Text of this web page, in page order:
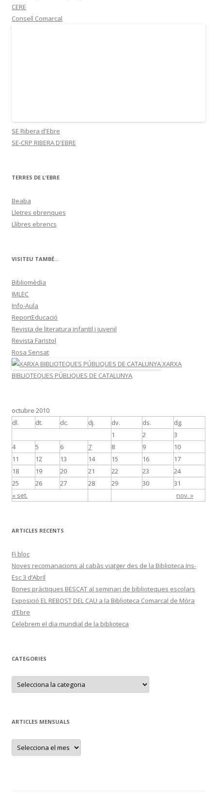
CERE
Consell Comarcal
SE Ribera d'Ebre
SE-CRP RIBERA D'EBRE
TERRES DE L'EBRE
Beaba
Lletres ebrenques
Llibres ebrencs
VISITEU TAMBÉ...
Bibliomèdia
IMLEC
Info-Aula
ReportEducació
Revista de literatura infantil i juvenil
Revista Faristol
Rosa Sensat
XARXA
BIBLIOTEQUES PÚBLIQUES DE CATALUNYA
octubre 2010
dl.
dt. dc. dj. dv. ds. dg.
« set. nov. »
1 2
3
4
5 6 7 8 9
10
11
12 13 14 15 16
17
18
19 20 21 22 23
24
25
26 27 28 29 30 31
ARTICLES RECENTS
Fi bloc
Noves recomanacions al cabàs viatger des de la Biblioteca Ins-
Esc 3 d’Abril
Bones pràctiques BESCAT al seminari de biblioteques escolars
Exposició EL REBOST DEL CAU a la Biblioteca Comarcal de Móra
d’Ebre
Celebrem el dia mundial de la biblioteca
CATEGORIES
C
t
r
s
ARTICLES MENSUALS
A
t